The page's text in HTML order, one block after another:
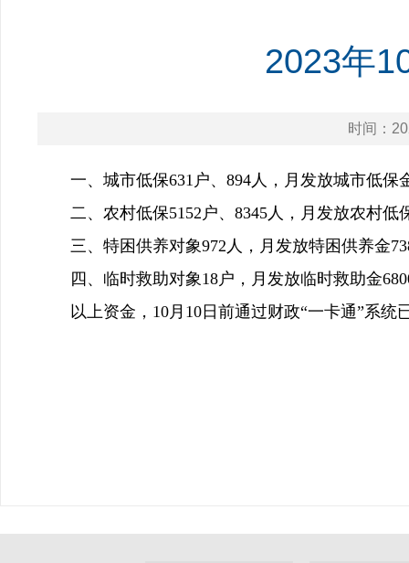
2023年
时间：
一、城市低保631户、894人，月发放城市低保
二、农村低保5152户、8345人，月发放农村低
三、特困供养对象972人，月发放特困供养金
四、临时救助对象18户，月发放临时救助金
以上资金，10月10日前通过财政“一卡通”系统